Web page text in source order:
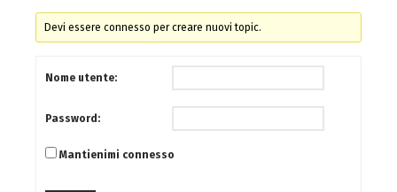
Devi essere connesso per creare nuovi topic.
Nome utente:
Password:
Mantienimi connesso